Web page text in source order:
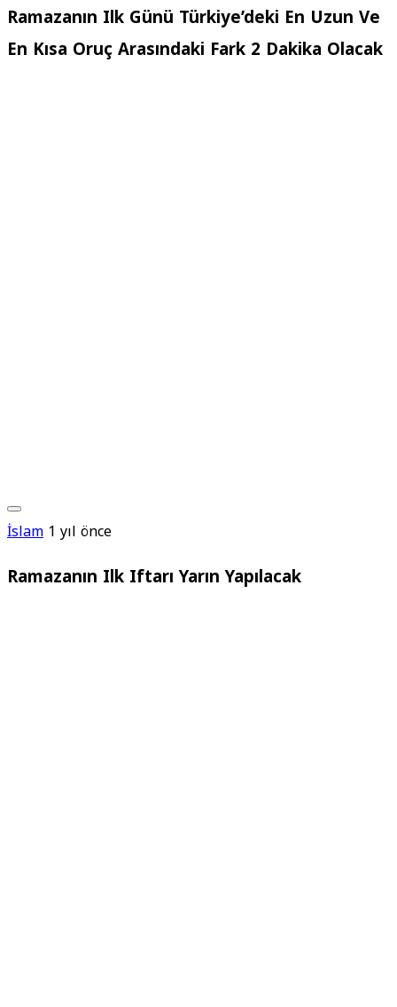
Ramazanın Ilk Günü Türkiye’deki En Uzun Ve
En Kısa Oruç Arasındaki Fark 2 Dakika Olacak
İslam 1 yıl önce
Ramazanın Ilk Iftarı Yarın Yapılacak